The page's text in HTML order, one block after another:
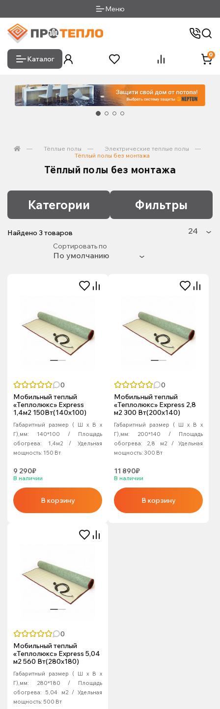
Меню
Каталог
0
Тёплые полы
Электрические теплые полы
Тёплый полы без монтажа
Тёплый полы без монтажа
Категории Фильтры
Найдено3 товаров
Сортировать по
0
Мобильный теплый
«Теплолюкс» Express
1,4м2 150Вт(140х100)
Габаритный размер ( Ш х В х
Г),мм:
140*100
Площадь
обогрева:
1,4м2
Удельная
мощность: 150 Вт
9 290₽
В наличии
В корзину
0
Мобильный теплый
«Теплолюкс» Express 2,8
м2 300 Вт(200х140)
Габаритный размер ( Ш х В х
Г),мм:
200*140
Площадь
обогрева:
2,8 м2
Удельная
мощность: 300 Вт
11 890₽
В наличии
В корзину
0
Мобильный теплый
«Теплолюкс» Express 5,04
м2 560 Вт(280х180)
Габаритный размер ( Ш х В х
Г),мм:
280*180
Площадь
обогрева:
5,04 м2
Удельная
мощность: 500 Вт